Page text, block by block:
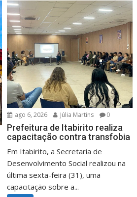
ago 6, 2026 Júlia Martins 0
Prefeitura de Itabirito realiza
capacitação contra transfobia
Em Itabirito, a Secretaria de
Desenvolvimento Social realizou na
última sexta-feira (31), uma
capacitação sobre a...